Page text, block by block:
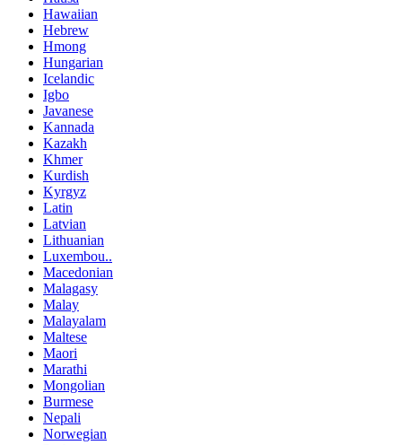
Hawaiian
Hebrew
Hmong
Hungarian
Icelandic
Igbo
Javanese
Kannada
Kazakh
Khmer
Kurdish
Kyrgyz
Latin
Latvian
Lithuanian
Luxembou..
Macedonian
Malagasy
Malay
Malayalam
Maltese
Maori
Marathi
Mongolian
Burmese
Nepali
Norwegian